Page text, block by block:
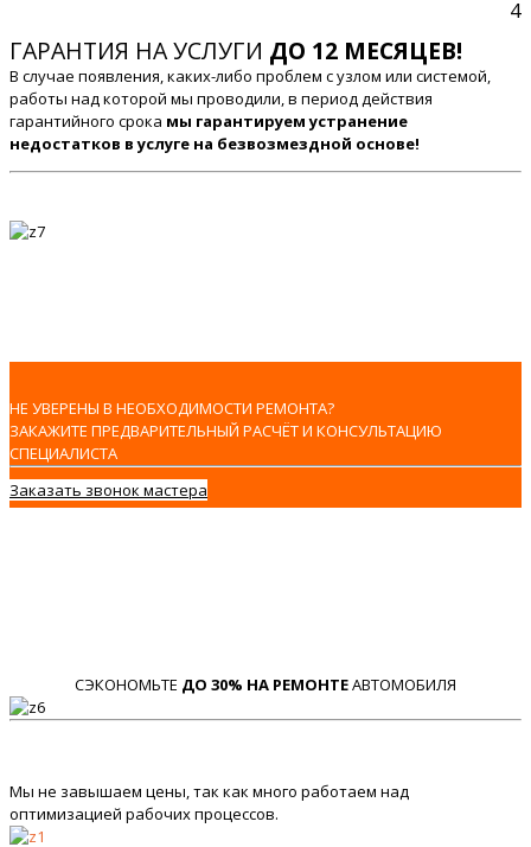
4
ГАРАНТИЯ НА УСЛУГИ ДО 12 МЕСЯЦЕВ!
В случае появления, каких-либо проблем с узлом или системой,
работы над которой мы проводили, в период действия
гарантийного срока мы гарантируем устранение
недостатков в услуге на безвозмездной основе!
НЕ УВЕРЕНЫ В НЕОБХОДИМОСТИ РЕМОНТА?
ЗАКАЖИТЕ ПРЕДВАРИТЕЛЬНЫЙ РАСЧЁТ И КОНСУЛЬТАЦИЮ
СПЕЦИАЛИСТА
Заказать звонок мастера
СЭКОНОМЬТЕ ДО 30% НА РЕМОНТЕАВТОМОБИЛЯ
Мы не завышаем цены, так как много работаем над
оптимизацией рабочих процессов.